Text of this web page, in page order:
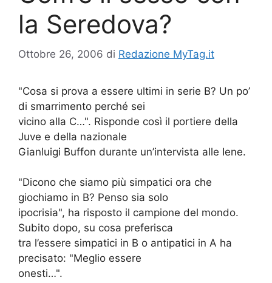
la Seredova?
Ottobre 26, 2006 di Redazione MyTag.it
"Cosa si prova a essere ultimi in serie B? Un po’
di smarrimento perché sei
vicino alla C…". Risponde così il portiere della
Juve e della nazionale
Gianluigi Buffon durante un’intervista alle Iene.
"Dicono che siamo più simpatici ora che
giochiamo in B? Penso sia solo
ipocrisia", ha risposto il campione del mondo.
Subito dopo, su cosa preferisca
tra l’essere simpatici in B o antipatici in A ha
precisato: "Meglio essere
onesti…".